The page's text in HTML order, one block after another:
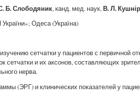
Б. Слободяник, канд. мед. наук,В. Л. Кушнір
Одеса (Україна)
сетчатки у пациентов с первичной
сетчатки и их аксонов, составляющих
нерва.
(ЭРГ) и клинических показателей у